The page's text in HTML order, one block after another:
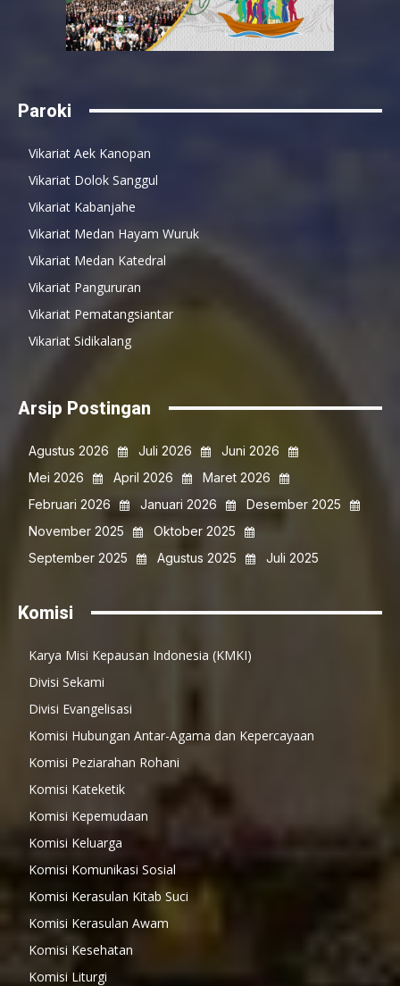
Paroki
Vikariat Aek Kanopan
Vikariat Dolok Sanggul
Vikariat Kabanjahe
Vikariat Medan Hayam Wuruk
Vikariat Medan Katedral
Vikariat Pangururan
Vikariat Pematangsiantar
Vikariat Sidikalang
Arsip Postingan
Agustus 2026 Juli 2026
Juni 2026
Mei 2026
April 2026
Maret 2026
Februari 2026
Januari 2026
Desember 2025
November 2025
Oktober 2025
September 2025
Agustus 2025 Juli 2025
Komisi
Karya Misi Kepausan Indonesia (KMKI)
Divisi Sekami
Divisi Evangelisasi
Komisi Hubungan Antar-Agama dan Kepercayaan
Komisi Peziarahan Rohani
Komisi Kateketik
Komisi Kepemudaan
Komisi Keluarga
Komisi Komunikasi Sosial
Komisi Kerasulan Kitab Suci
Komisi Kerasulan Awam
Komisi Kesehatan
Komisi Liturgi